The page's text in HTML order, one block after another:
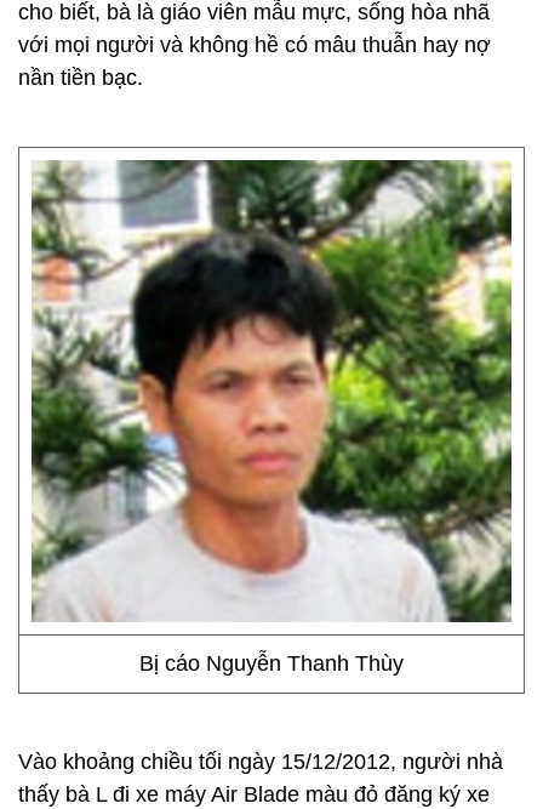
cho biết, bà là giáo viên mẫu mực, sống hòa nhã
với mọi người và không hề có mâu thuẫn hay nợ
nần tiền bạc.
Bị cáo Nguyễn Thanh Thùy
Vào khoảng chiều tối ngày 15/12/2012, người nhà
thấy bà L đi xe máy Air Blade màu đỏ đăng ký xe